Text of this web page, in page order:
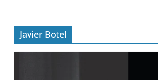
Javier Botel